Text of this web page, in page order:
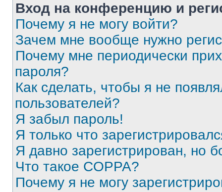
Вход на конференцию и
Почему я не могу войти?
Зачем мне вообще нужно
Почему мне периодически
пароля?
Как сделать, чтобы я не
пользователей?
Я забыл пароль!
Я только что
Я давно зарегистрирован, но
Что такое COPPA?
Почему я не могу